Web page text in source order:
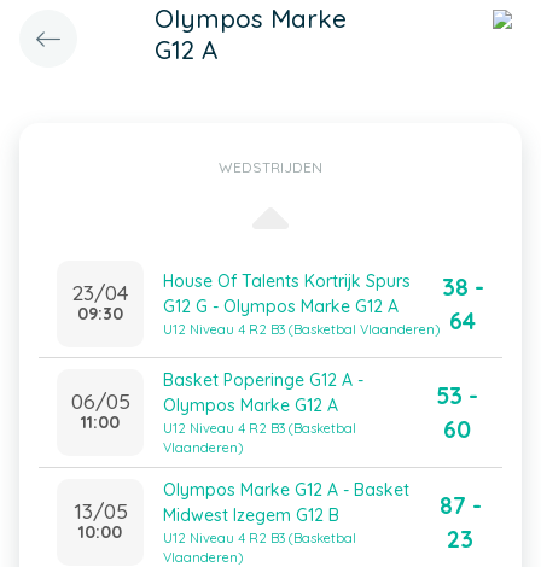
Olympos Marke
G12 A
WEDSTRIJDEN
23/04
09:30
House Of Talents Kortrijk Spurs
G12 G - Olympos Marke G12 A
U12 Niveau 4 R2 B3 (Basketbal Vlaanderen)
38 -
64
06/05
11:00
Basket Poperinge G12 A -
Olympos Marke G12 A
U12 Niveau 4 R2 B3 (Basketbal
Vlaanderen)
53 -
60
13/05
10:00
Olympos Marke G12 A - Basket
Midwest Izegem G12 B
U12 Niveau 4 R2 B3 (Basketbal
Vlaanderen)
87 -
23